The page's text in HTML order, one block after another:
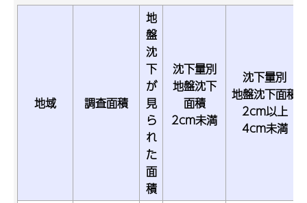
地域 調査面積
地
盤
沈
下
が
見
ら
れ
た
面
積
沈下量別
地盤沈下
面積
2cm未満
沈下量別
地盤沈下面積
2cm以上
4cm未満